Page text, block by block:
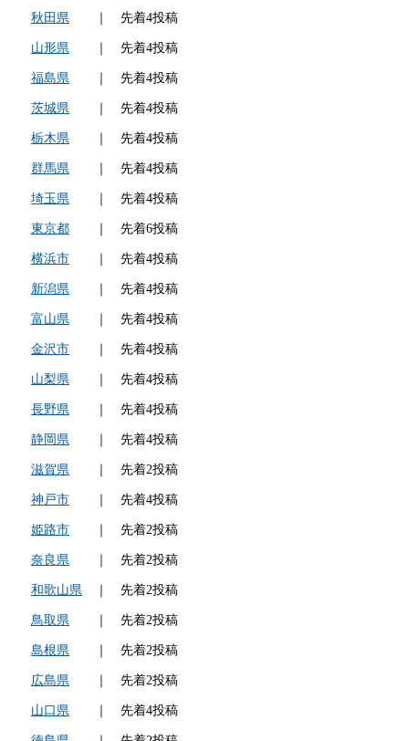
秋田県 ｜ 先着4投稿
山形県 ｜ 先着4投稿
福島県 ｜ 先着4投稿
茨城県 ｜ 先着4投稿
栃木県 ｜ 先着4投稿
群馬県 ｜ 先着4投稿
埼玉県 ｜ 先着4投稿
東京都 ｜ 先着6投稿
横浜市 ｜ 先着4投稿
新潟県 ｜ 先着4投稿
富山県 ｜ 先着4投稿
金沢市 ｜ 先着4投稿
山梨県 ｜ 先着4投稿
長野県 ｜ 先着4投稿
静岡県 ｜ 先着4投稿
滋賀県 ｜ 先着2投稿
神戸市 ｜ 先着4投稿
姫路市 ｜ 先着2投稿
奈良県 ｜ 先着2投稿
和歌山県 ｜ 先着2投稿
鳥取県 ｜ 先着2投稿
島根県 ｜ 先着2投稿
広島県 ｜ 先着2投稿
山口県 ｜ 先着4投稿